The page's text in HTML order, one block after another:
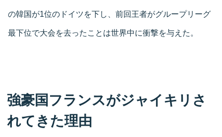
の韓国が1位のドイツを下し、前回王者がグループリーグ
最下位で大会を去ったことは世界中に衝撃を与えた。
強豪国フランスがジャイキリさ
れてきた理由